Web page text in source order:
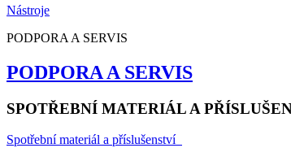
Nástroje
PODPORA A SERVIS
PODPORA A SERVIS
SPOTŘEBNÍ MATERIÁL A
Spotřební materiál a příslušenství